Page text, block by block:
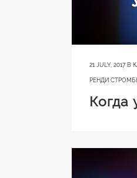
21 JULY, 2017 В
РЕНДИ
Когда